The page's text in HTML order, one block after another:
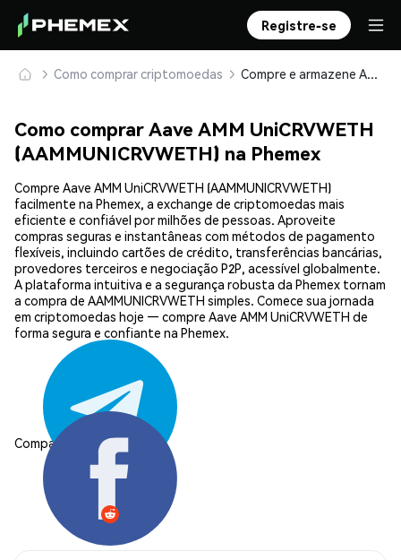
Registre-se
Como comprar criptomoedas Compre e armazene Aave AMM UniCRVWETH (AAMMUNICRVWETH) com segurança
Como comprar Aave AMM UniCRVWETH
(AAMMUNICRVWETH) na Phemex
Compre Aave AMM UniCRVWETH (AAMMUNICRVWETH)
facilmente na Phemex, a exchange de criptomoedas mais
eficiente e confiável por milhões de pessoas. Aproveite
compras seguras e instantâneas com métodos de pagamento
flexíveis, incluindo cartões de crédito, transferências bancárias,
provedores terceiros e negociação P2P, acessível globalmente.
A plataforma intuitiva e a segurança robusta da Phemex tornam
a compra de AAMMUNICRVWETH simples. Comece sua jornada
em criptomoedas hoje — compre Aave AMM UniCRVWETH de
forma segura e confiante na Phemex.
Compartilhar: